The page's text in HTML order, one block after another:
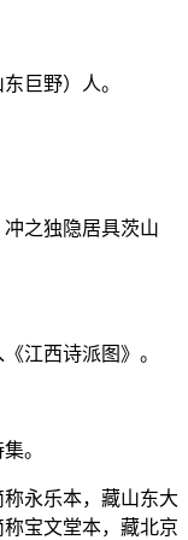
巨野）人。
之独隐居具茨山
江西诗派图》。
。
永乐本，藏山东大
宝文堂本，藏北京